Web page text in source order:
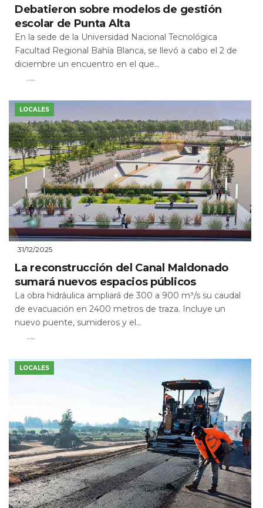
Debatieron sobre modelos de gestión
escolar de Punta Alta
En la sede de la Universidad Nacional Tecnológica
Facultad Regional Bahía Blanca, se llevó a cabo el 2 de
diciembre un encuentro en el que...
Leer Más
LOCALES
31/12/2025
La reconstrucción del Canal Maldonado
sumará nuevos espacios públicos
La obra hidráulica ampliará de 300 a 900 m³/s su caudal
de evacuación en 2400 metros de traza. Incluye un
nuevo puente, sumideros y el...
Leer Más
LOCALES